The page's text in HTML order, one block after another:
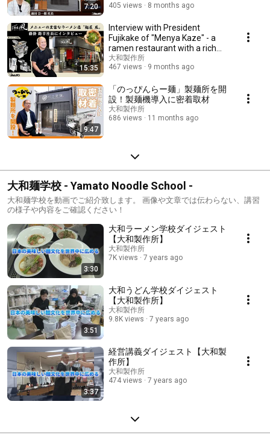
7:20
405 views
8 months ago
15:35
Interview with President
Fujikake of "Menya Kaze" - a
ramen restaurant with a rich
menu
大和製作所
467 views
9 months ago
9:47
「のっぴんらー麺」製麺所を開
設！製麺機導入に密着取材
大和製作所
686 views
11 months ago
大和麺学校 - Yamato Noodle School -
大和麺学校を動画でご紹介致します。 画像や文章では伝わらない、講習
の様子や内容をご確認ください！
3:30
大和ラーメン学校ダイジェスト
【大和製作所】
大和製作所
7K views
7 years ago
3:51
大和うどん学校ダイジェスト
【大和製作所】
大和製作所
9.8K views
7 years ago
3:37
経営講義ダイジェスト【大和製
作所】
大和製作所
474 views
7 years ago